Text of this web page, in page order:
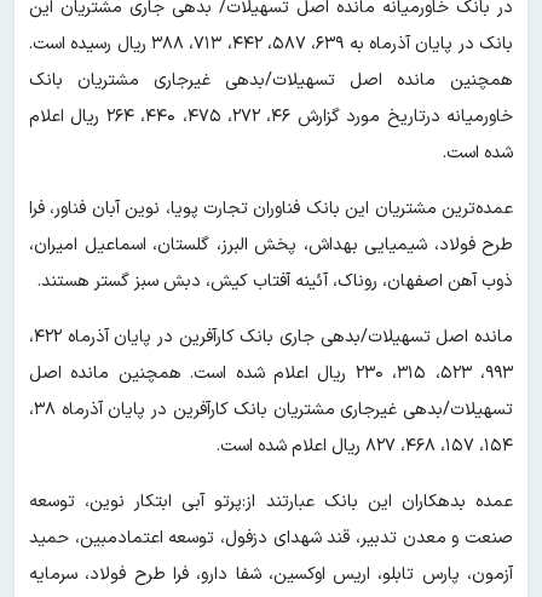
در بانک خاورمیانه مانده اصل تسهیلات/ بدهی جاری مشتریان این
بانک در پایان آذرماه به ۶۳۹، ۵۸۷، ۴۴۲، ۷۱۳، ۳۸۸ ریال رسیده است.
همچنین مانده اصل تسهیلات/بدهی غیرجاری مشتریان بانک
خاورمیانه درتاریخ مورد گزارش ۴۶، ۲۷۲، ۴۷۵، ۴۴۰، ۲۶۴ ریال اعلام
شده است.
عمده‌ترین مشتریان این بانک فناوران تجارت پویا، نوین آبان فناور، فرا
طرح فولاد، شیمیایی بهداش، پخش البرز، گلستان، اسماعیل امیران،
ذوب آهن اصفهان، روناک، آئینه آفتاب کیش، دبش سبز گستر هستند.
مانده اصل تسهیلات/بدهی جاری بانک کارآفرین در پایان آذرماه ۴۲۲،
۹۹۳، ۵۲۳، ۳۱۵، ۲۳۰ ریال اعلام شده است. همچنین مانده اصل
تسهیلات/بدهی غیرجاری مشتریان بانک کارآفرین در پایان آذرماه ۳۸،
۱۵۴، ۱۵۷، ۴۶۸، ۸۲۷ ریال اعلام شده است.
عمده بدهکاران این بانک عبارتند از:پرتو آبی ابتکار نوین، توسعه
صنعت و معدن تدبیر، قند شهدای دزفول، توسعه اعتمادمبین، حمید
آزمون، پارس تابلو، اریس اوکسین، شفا دارو، فرا طرح فولاد، سرمایه